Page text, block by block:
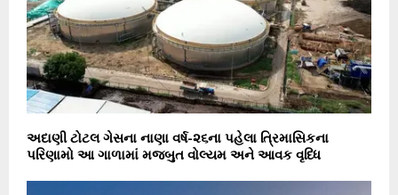
અદાણી ટોટલ ગેસના નાણા વર્ષ-૨૬ના પહેલા ત્રિમાસિકના
પરિણામો આ ગાળામાં મજબુત વોલ્યમ અને આવક વૃધ્ધિ